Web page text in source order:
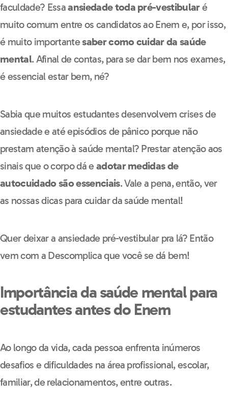
faculdade? Essaansiedade toda pré-vestibularé
muito comum entre os candidatos ao Enem e, por isso,
é muito importante saber como cuidar da saúde
mental. Afinal de contas, para se dar bem nos exames,
é essencial estar bem, né?
Sabia que muitos estudantes desenvolvem crises de
ansiedade e até episódios de pânico porque não
prestam atenção à saúde mental? Prestar atenção aos
sinais que o corpo dá e adotar medidas de
autocuidado são essenciais. Vale a pena, então, ver
as nossas dicas para cuidar da saúde mental!
Quer deixar a ansiedade pré-vestibular pra lá? Então
vem com a Descomplica que você se dá bem!
Importância da saúde mental para
estudantes antes do Enem
Ao longo da vida, cada pessoa enfrenta inúmeros
desafios e dificuldades na área profissional, escolar,
familiar, de relacionamentos, entre outras.